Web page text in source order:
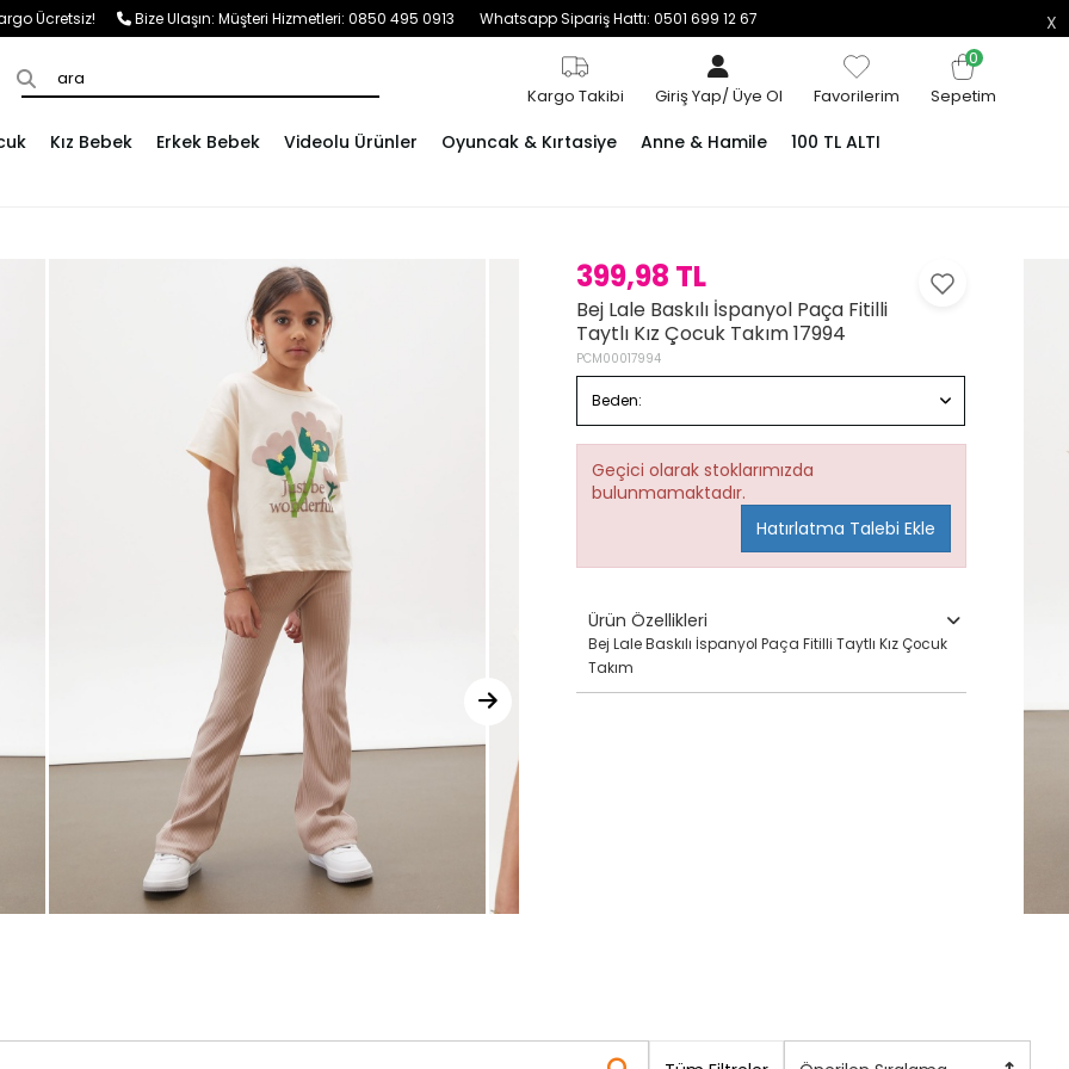
Ücretsiz! Bize Ulaşın: Müşteri Hizmetleri: 0850 495 0913 Whatsapp Sipariş Hattı: 0501 699 12 67
Kargo Takibi Giriş Yap/Üye Ol Favorilerim
0
Sepetim
Kız Bebek Erkek Bebek Videolu Ürünler Oyuncak & Kırtasiye Anne & Hamile
100 TL ALTI
399,98 TL
Bej Lale Baskılı İspanyol Paça Fitilli
Taytlı Kız Çocuk Takım 17994
PCM00017994
Beden:
Geçici olarak stoklarımızda
bulunmamaktadır.
Hatırlatma Talebi Ekle
Ürün Özellikleri
Bej Lale Baskılı İspanyol Paça Fitilli Taytlı Kız Çocuk
Takım